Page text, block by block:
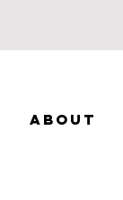
ABOUT